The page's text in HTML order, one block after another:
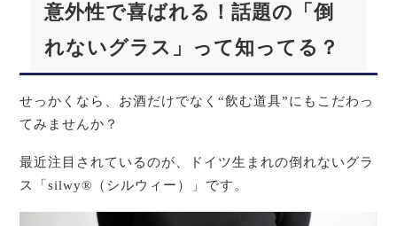
意外性で喜ばれる！話題の「倒
れないグラス」って知ってる？
せっかくなら、お酒だけでなく“飲む道具”にもこだわっ
てみませんか？
最近注目されているのが、ドイツ生まれの倒れないグラ
ス「silwy®（シルウィー）」です。